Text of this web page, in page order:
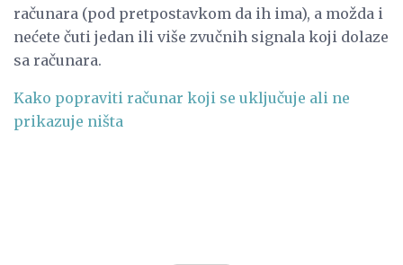
računara (pod pretpostavkom da ih ima), a možda i
nećete čuti jedan ili više zvučnih signala koji dolaze
sa računara.
Kako popraviti računar koji se uključuje ali ne
prikazuje ništa